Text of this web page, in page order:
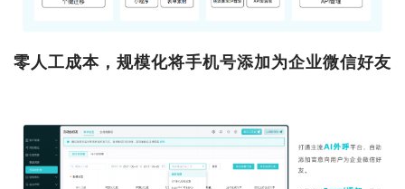
零人工成本，规模化将手机号添加为企业微信好友